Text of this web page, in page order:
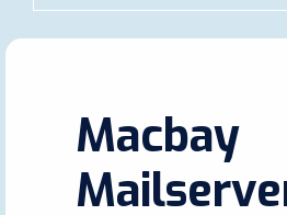
Macbay